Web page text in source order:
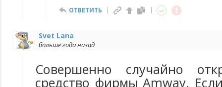
ОТВЕТИТЬ
Svet Lana
больше года назад
Совершенно случайно
средство фирмы Amwаy.